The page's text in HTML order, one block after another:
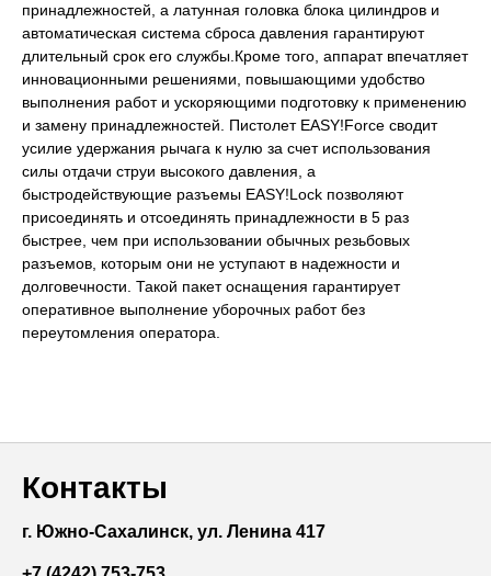
принадлежностей, а латунная головка блока цилиндров и
автоматическая система сброса давления гарантируют
длительный срок его службы.Кроме того, аппарат впечатляет
инновационными решениями, повышающими удобство
выполнения работ и ускоряющими подготовку к применению
и замену принадлежностей. Пистолет EASY!Force сводит
усилие удержания рычага к нулю за счет использования
силы отдачи струи высокого давления, а
быстродействующие разъемы EASY!Lock позволяют
присоединять и отсоединять принадлежности в 5 раз
быстрее, чем при использовании обычных резьбовых
разъемов, которым они не уступают в надежности и
долговечности. Такой пакет оснащения гарантирует
оперативное выполнение уборочных работ без
переутомления оператора.
Контакты
г. Южно-Сахалинск, ул. Ленина 417
+7 (4242) 753-753